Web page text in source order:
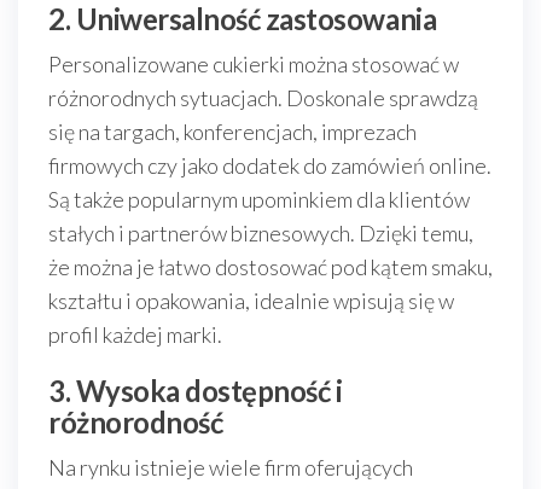
2. Uniwersalność zastosowania
Personalizowane cukierki można stosować w
różnorodnych sytuacjach. Doskonale sprawdzą
się na targach, konferencjach, imprezach
firmowych czy jako dodatek do zamówień online.
Są także popularnym upominkiem dla klientów
stałych i partnerów biznesowych. Dzięki temu,
że można je łatwo dostosować pod kątem smaku,
kształtu i opakowania, idealnie wpisują się w
profil każdej marki.
3. Wysoka dostępność i
różnorodność
Na rynku istnieje wiele firm oferujących